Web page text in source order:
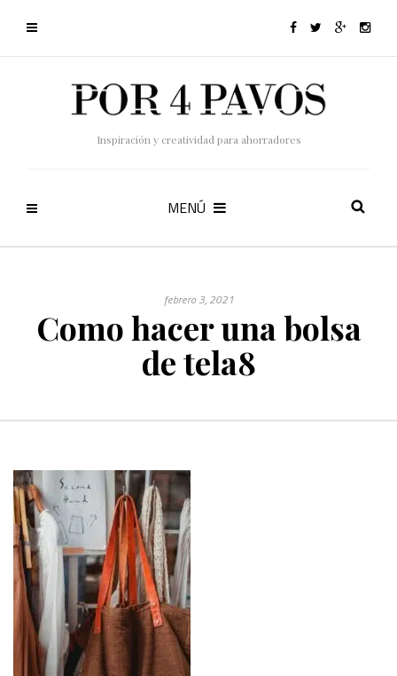
Inspiración y creatividad para ahorradores
MENÚ
febrero 3, 2021
Como hacer una bolsa
de tela8